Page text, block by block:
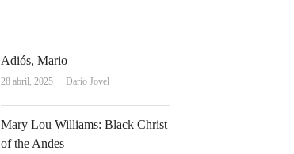
Adiós, Mario
28 abril, 2025 Autor
Darío Jovel
Mary Lou Williams: Black Christ
of the Andes